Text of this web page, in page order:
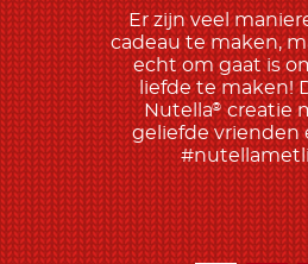
Er zijn veel
cadeau te maken,
echt om gaat is
liefde te maken!
Nutella® creatie
geliefde vrienden